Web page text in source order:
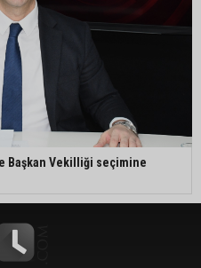
Başkan Vekilliği seçimine